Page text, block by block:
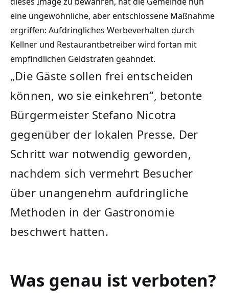
eine ungewöhnliche, aber entschlossene Maßnahme
ergriffen: Aufdringliches Werbeverhalten durch
Kellner und Restaurantbetreiber wird fortan mit
empfindlichen Geldstrafen geahndet.
„Die Gäste sollen frei entscheiden
können, wo sie einkehren“, betonte
Bürgermeister Stefano Nicotra
gegenüber der lokalen Presse. Der
Schritt war notwendig geworden,
nachdem sich vermehrt Besucher
über unangenehm aufdringliche
Methoden in der Gastronomie
beschwert hatten.
Was genau ist verboten?